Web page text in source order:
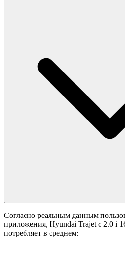
Согласно реальным данным
приложения, Hyundai Trajet с 2.0 i
потребляет в среднем: